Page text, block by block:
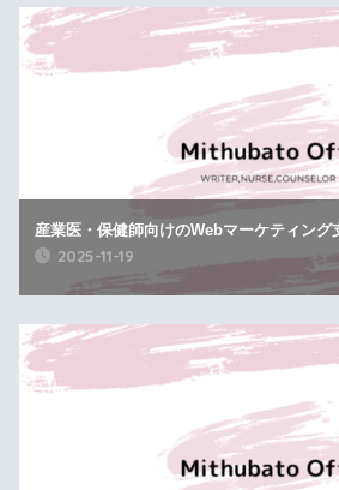
産業医・保健師向けのWebマーケティング
2025-11-19